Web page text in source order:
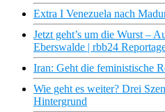
Extra I Venezuela nach
Jetzt geht’s um die Wurst –
Eberswalde | rbb24
Iran: Geht die feministische
Wie geht es weiter? Drei
Hintergrund